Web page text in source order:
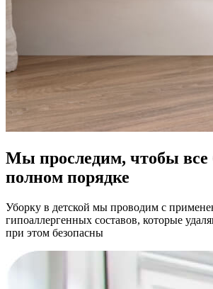
Мы проследим, чтобы все
полном порядке
Уборку в детской мы проводим с
гипоаллергенных составов, которые
при этом безопасны